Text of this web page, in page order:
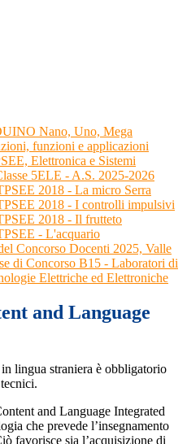
Nano, Uno, Mega
funzioni e applicazioni
Elettronica e Sistemi
5ELE - A.S. 2025-2026
2018 - La micro Serra
2018 - I controlli impulsivi
2018 - Il frutteto
- L'acquario
Concorso Docenti 2025, Valle
di Concorso B15 - Laboratori di
Elettriche ed Elettroniche
and Language
lingua straniera è obbligatorio
and Language Integrated
che prevede l’insegnamento
favorisce sia l’acquisizione di